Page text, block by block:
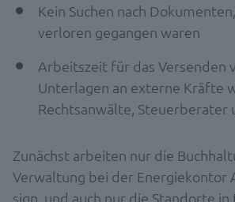
Kein Suchen nach
verloren gegangen waren
Arbeitszeit für das Versenden
Unterlagen an externe Kräfte
Rechtsanwälte, Steuerberater
Zunächst arbeiten nur die
Verwaltung bei der Energiekontor
sign, und auch nur die Standorte in